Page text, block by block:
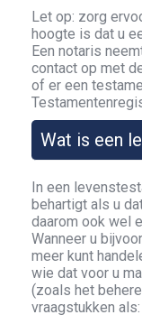
Let op: zorg
hoogte is dat u
Een notaris
contact op met
of er een
Wat is een
In een
behartigt als u
daarom ook wel
Wanneer u
meer kunt
wie dat voor u
(zoals het
vraagstukken